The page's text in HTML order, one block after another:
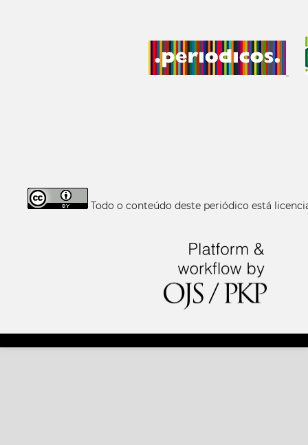
Todo o conteúdo deste periódico está